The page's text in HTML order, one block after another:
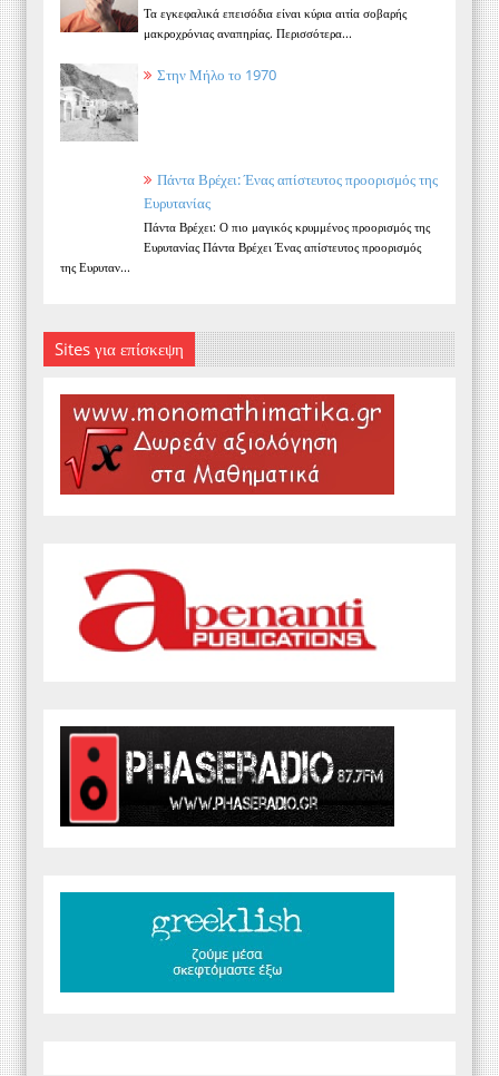
Τα εγκεφαλικά επεισόδια είναι κύρια αιτία σοβαρής
μακροχρόνιας αναπηρίας. Περισσότερα...
Στην Μήλο το 1970
Πάντα Βρέχει: Ένας απίστευτος προορισμός της
Ευρυτανίας
Πάντα Βρέχει: Ο πιο μαγικός κρυμμένος προορισμός της
Ευρυτανίας Πάντα Βρέχει Ένας απίστευτος προορισμός
της Ευρυταν...
Sites για επίσκεψη